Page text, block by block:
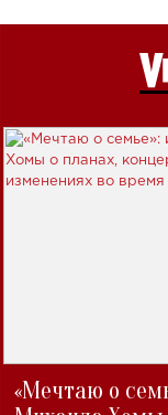
«Мечтаю о